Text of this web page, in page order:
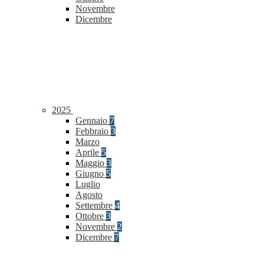
Novembre
Dicembre
2025
Gennaio 7
Febbraio 3
Marzo
Aprile 5
Maggio 3
Giugno 5
Luglio
Agosto
Settembre 4
Ottobre 3
Novembre 2
Dicembre 7